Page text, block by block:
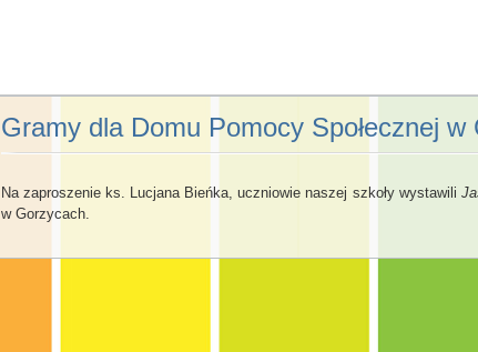
Gramy dla Domu Pomocy Społecznej w
Na zaproszenie ks. Lucjana Bieńka, uczniowie naszej szkoły wystawili
w Gorzycach.